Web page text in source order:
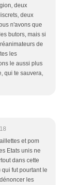
deux
deux
n'avons que
butors, mais si
de
les
le aussi plus
qui te sauvera,
et pom
Etats unis ne
dans cette
fut pourtant le
les